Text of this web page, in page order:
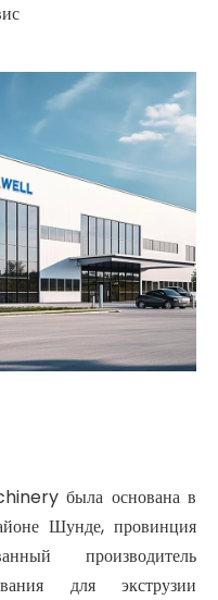
была основана в
Шунде, провинция
производитель
для экструзии